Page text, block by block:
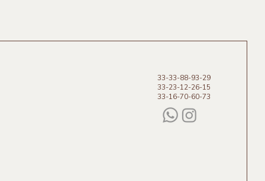
Celulosa y enmarcado de
33-33-88-93-29
33-23-12-26-15
33-16-70-60-73